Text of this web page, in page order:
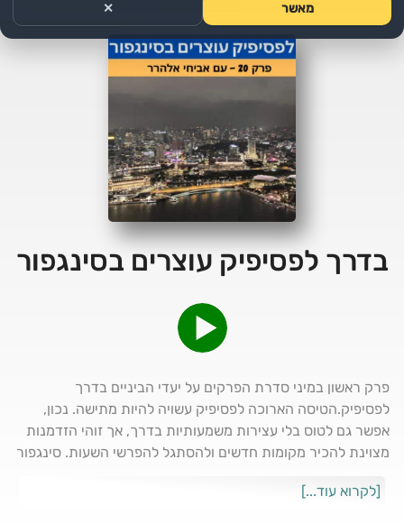
בדרך לפסיפיק עוצרים בסינגפור
פרק ראשון במיני סדרת הפרקים על יעדי הביניים בדרך
לפסיפיק.הטיסה הארוכה לפסיפיק עשויה להיות מתישה. נכון,
אפשר גם לטוס בלי עצירות משמעותיות בדרך, אך זוהי הזדמנות
מצוינת להכיר מקומות חדשים ולהסתגל להפרשי השעות. סינגפור
ישירה מנתב"ג, אך עם מגוון אפשרויות טיסה אליה וממנה, היא
[לקרוא עוד...]
מאשר ✕